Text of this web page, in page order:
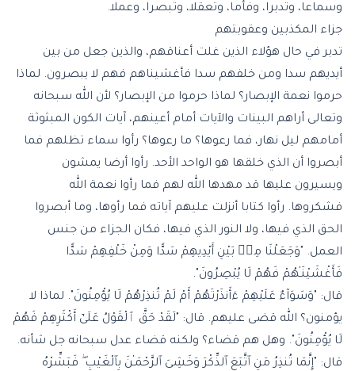
وسماعا، وتدبرا، وفأما، وتعقلا، وتبصرا، وعملا.
جزاء المكذبين وعقوبتهم
تدبر في حال هؤلاء الذين غلت أعناقهم، والذين جعل من بين
أيديهم سدا ومن خلفهم سدا فأغشيناهم فهم لا يبصرون. لماذا
حرموا نعمة الإبصار؟ لماذا حرموا من الإبصار؟ لأن الله سبحانه
وتعالى أراهم البينات والآيات أمام أعينهم، آيات الكون المبثوثة
أمامهم ليل نهار، فما رعوها؟ ما رعوها؟ رأوا سماء تظلهم فما
أبصروا أن الذي خلقها هو الواحد الأحد. رأوا أرضا يمشون
ويسيرون عليها قد مهدها الله لهم فما رأوا نعمة الله
فشكروها. رأوا كتابا أنزلت عليهم آياته فما رأوها، وما أبصروا
الحق الذي فيها، ولا النور الذي فيها، فكان الجزاء من جنس
العمل. "وَجَعَلْنَا مِنۢ بَيْنِ أَيْدِيهِمْ سَدًّا وَمِنْ خَلْفِهِمْ سَدًّا
فَأَغْشَيْنَـٰهُمْ فَهُمْ لَا يُبْصِرُونَ".
قال: "وَسَوَآءٌ عَلَيْهِمْ ءَأَنذَرْتَهُمْ أَمْ لَمْ تُنذِرْهُمْ لَا يُؤْمِنُونَ". لماذا لا
يؤمنون؟ الله قضى عليهم. قال: "لَقَدْ حَقَّ ٱلْقَوْلُ عَلَىٰٓ أَكْثَرِهِمْ فَهُمْ
لَا يُؤْمِنُونَ". وهل هم قضاء؟ ولكنه قضاء عدل سبحانه جل شأنه.
قال: "إِنَّمَا تُنذِرُ مَنِ ٱتَّبَعَ ٱلذِّكْرَ وَخَشِىَ ٱلرَّحْمَـٰنَ بِٱلْغَيْبِ ۖ فَبَشِّرْهُ